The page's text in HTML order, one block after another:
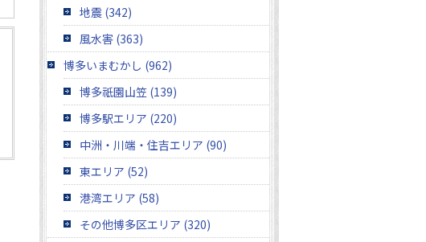
地震 (342)
風水害 (363)
博多いまむかし (962)
博多祇園山笠 (139)
博多駅エリア (220)
中洲・川端・住吉エリア (90)
東エリア (52)
港湾エリア (58)
その他博多区エリア (320)